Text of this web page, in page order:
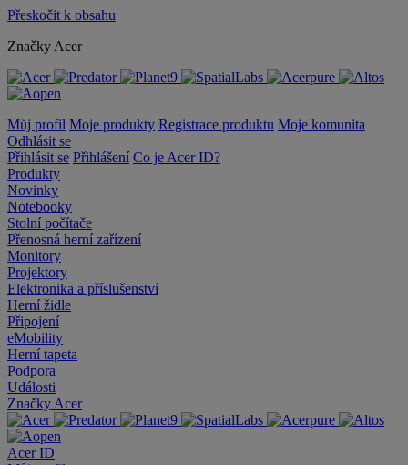
Přeskočit k obsahu
Značky Acer
Můj profil Moje produkty Registrace produktu Moje komunita
Odhlásit se
Přihlásit se Přihlášení Co je Acer ID?
Produkty
Novinky
Notebooky
Stolní počítače
Přenosná herní zařízení
Monitory
Projektory
Elektronika a příslušenství
Herní židle
Připojení
eMobility
Herní tapeta
Podpora
Události
Značky Acer
Acer ID